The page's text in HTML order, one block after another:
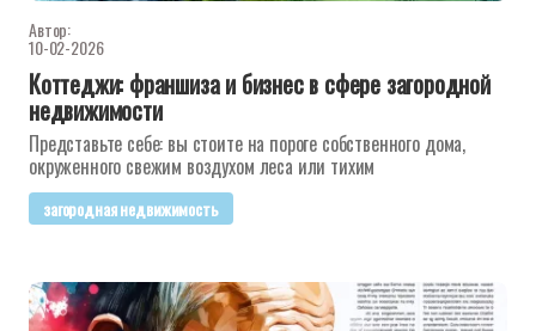
Автор:
10-02-2026
Коттеджи: франшиза и бизнес в сфере загородной
недвижимости
Представьте себе: вы стоите на пороге собственного дома,
окруженного свежим воздухом леса или тихим
загородная недвижимость